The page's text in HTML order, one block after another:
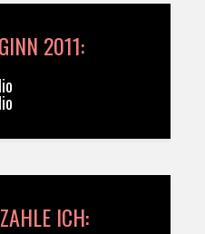
2011:
ICH: